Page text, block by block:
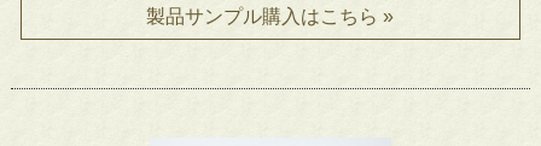
製品サンプル購入はこちら »